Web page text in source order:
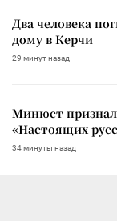
Два человека
дому в Керчи
29 минут назад
Минюст
«Настоящих
34 минуты назад